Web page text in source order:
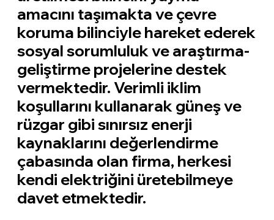
amacını taşımakta ve çevre
koruma bilinciyle hareket ederek
sosyal sorumluluk ve araştırma-
geliştirme projelerine destek
vermektedir. Verimli iklim
koşullarını kullanarak güneş ve
rüzgar gibi sınırsız enerji
kaynaklarını değerlendirme
çabasında olan firma, herkesi
kendi elektriğini üretebilmeye
davet etmektedir.